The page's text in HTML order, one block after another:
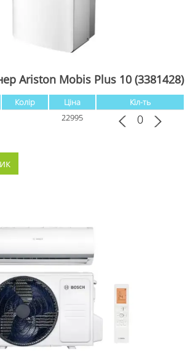
Ariston Mobis Plus 10 (3381428)
Колір Ціна
Кіл-ть
22995